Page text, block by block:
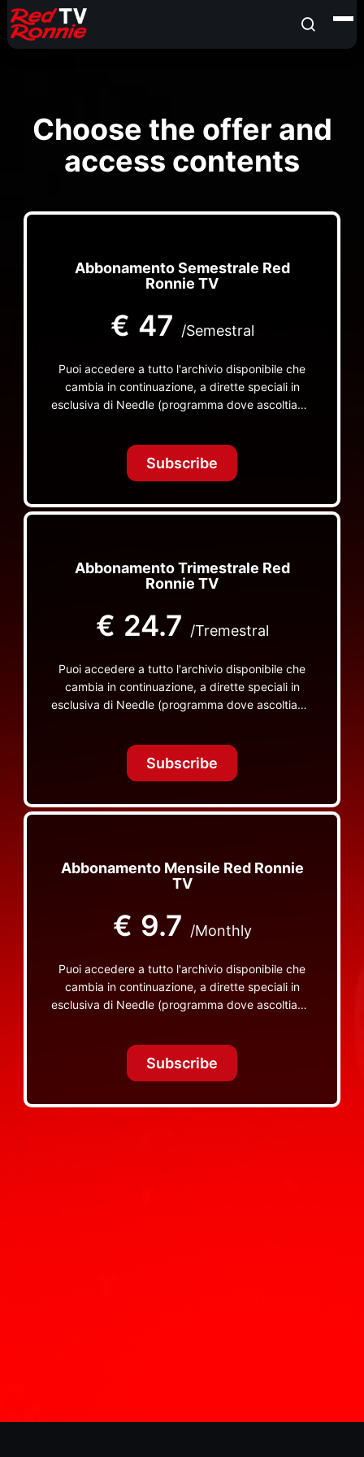
Choose the offer and
access contents
Abbonamento Semestrale Red
Ronnie TV
€ 47 /Semestral
Puoi accedere a tutto l'archivio disponibile che
cambia in continuazione, a dirette speciali in
esclusiva di Needle (programma dove ascoltiamo
TV non visibili da nessuna altra parte
Subscribe
Abbonamento Trimestrale Red
Ronnie TV
€ 24.7 /Tremestral
Puoi accedere a tutto l'archivio disponibile che
cambia in continuazione, a dirette speciali in
esclusiva di Needle (programma dove ascoltiamo
TV non visibili da nessuna altra parte
Subscribe
Abbonamento Mensile Red Ronnie
TV
€ 9.7 /Monthly
Puoi accedere a tutto l'archivio disponibile che
cambia in continuazione, a dirette speciali in
esclusiva di Needle (programma dove ascoltiamo
TV non visibili da nessuna altra parte
Subscribe